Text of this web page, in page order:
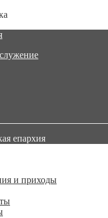
епархия
и приходы